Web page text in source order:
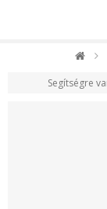
Segítségre